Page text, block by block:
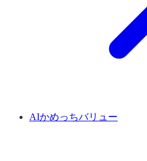
AIかめっちバリュー